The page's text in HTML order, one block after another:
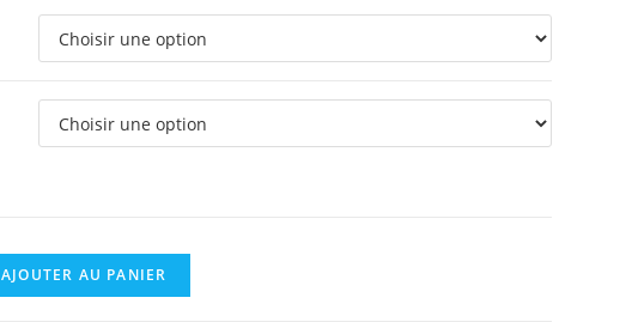
prix :
0,06 €
0,15 €
AJOUTER AU PANIER